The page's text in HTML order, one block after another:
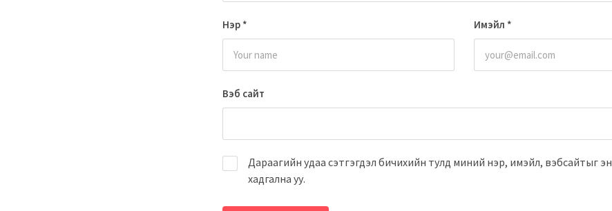
Нэр * Имэйл *
Вэб сайт
Дараагийн удаа сэтгэгдэл бичихийн тулд миний нэр, имэйл, вэбсайтыг
хадгална уу.